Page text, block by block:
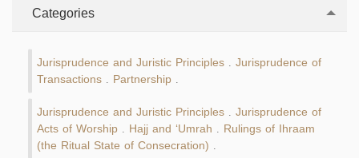
Categories
Jurisprudence and Juristic Principles Jurisprudence of
Transactions Partnership
Jurisprudence and Juristic Principles Jurisprudence of
Acts of Worship Hajj and ‘Umrah Rulings of Ihraam
(the Ritual State of Consecration)